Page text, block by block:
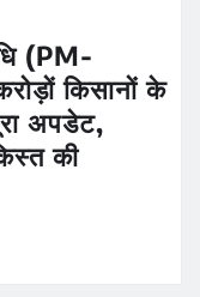
(PM-
किसानों के
अपडेट,
की